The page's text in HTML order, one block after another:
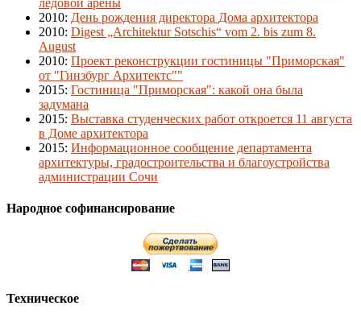
ледовой арены
2010: День рождения директора Дома архитектора
2010: Digest „Architektur Sotschis“ vom 2. bis zum 8.
August
2010: Проект реконструкции гостиницы "Приморская"
от "Гинзбург Архитектс""
2015: Гостиница "Приморская": какой она была
задумана
2015: Выставка студенческих работ откроется 11 августа
в Доме архитектора
2015: Информационное сообщение департамента
архитектуры, градостроительства и благоустройства
администрации Сочи
Народное софинансирование
Техническое